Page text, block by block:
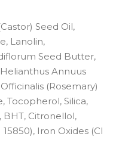
Seed Oil,
Lanolin,
Seed Butter,
Annuus
(Rosemary)
Tocopherol, Silica,
BHT, Citronellol,
Iron Oxides (CI